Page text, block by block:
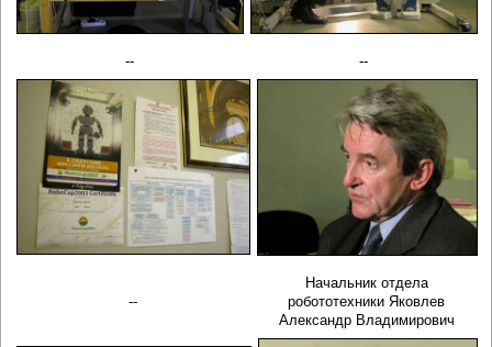
-- --
--
Начальник отдела
робототехники Яковлев
Александр Владимирович